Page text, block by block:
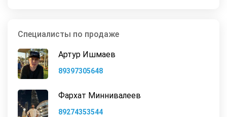
Специалисты по продаже
Артур Ишмаев
89397305648
Фархат Миннивалеев
89274353544